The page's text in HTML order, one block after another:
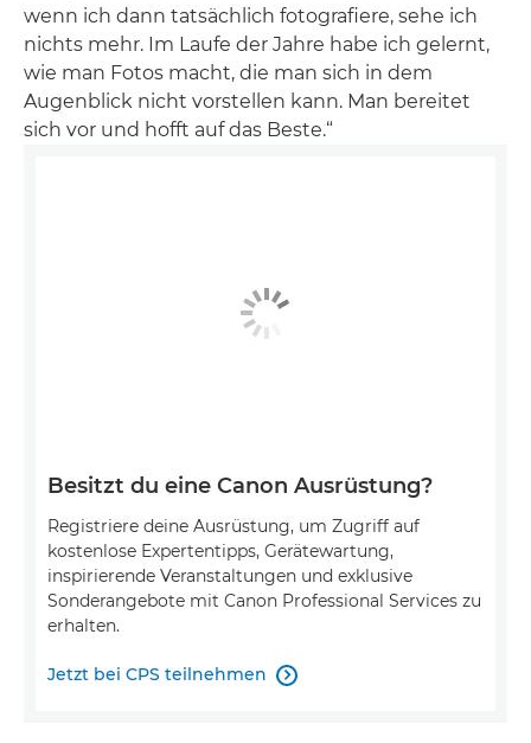
wenn ich dann tatsächlich fotografiere, sehe ich
nichts mehr. Im Laufe der Jahre habe ich gelernt,
wie man Fotos macht, die man sich in dem
Augenblick nicht vorstellen kann. Man bereitet
sich vor und hofft auf das Beste.“
Besitzt du eine Canon Ausrüstung?
Registriere deine Ausrüstung, um Zugriff auf
kostenlose Expertentipps, Gerätewartung,
inspirierende Veranstaltungen und exklusive
Sonderangebote mit Canon Professional Services zu
erhalten.
Jetzt bei CPS teilnehmen 